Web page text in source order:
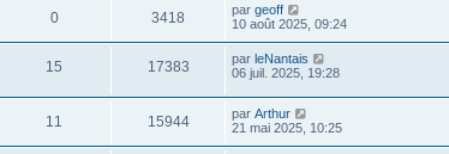
0 3418 par geoff
10 août 2025, 09:24
15 17383 par leNantais
06 juil. 2025, 19:28
11 15944 par Arthur
21 mai 2025, 10:25